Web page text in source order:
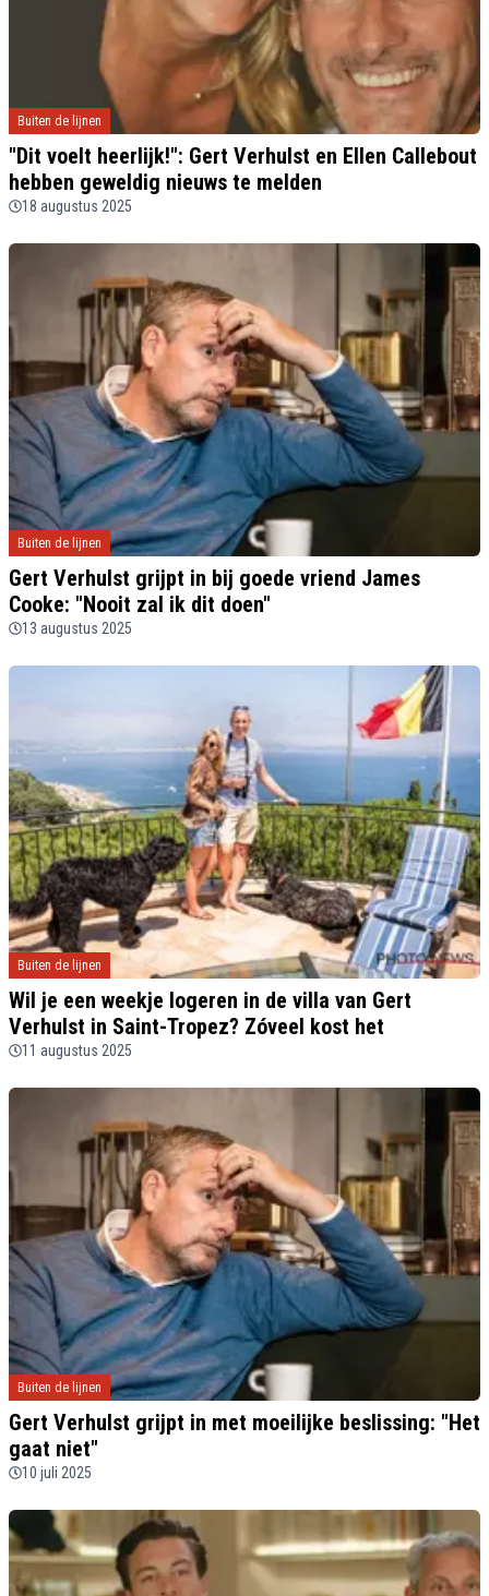
Buiten de lijnen
"Dit voelt heerlijk!": Gert Verhulst en Ellen Callebout
hebben geweldig nieuws te melden
18 augustus 2025
Buiten de lijnen
Gert Verhulst grijpt in bij goede vriend James
Cooke: "Nooit zal ik dit doen"
13 augustus 2025
Buiten de lijnen
Wil je een weekje logeren in de villa van Gert
Verhulst in Saint-Tropez? Zóveel kost het
11 augustus 2025
Buiten de lijnen
Gert Verhulst grijpt in met moeilijke beslissing: "Het
gaat niet"
10 juli 2025